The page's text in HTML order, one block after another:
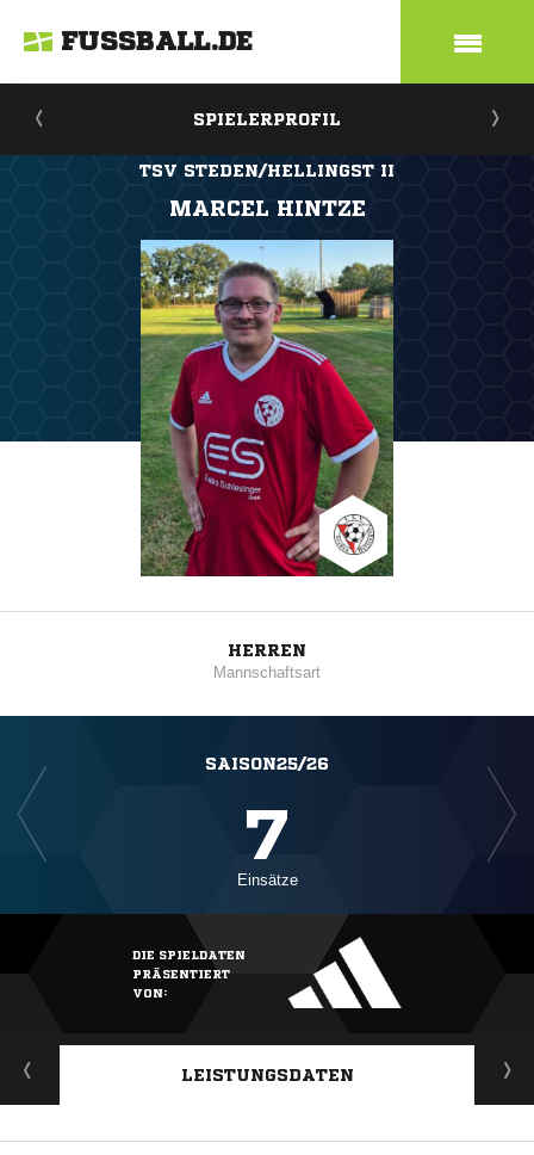
FUSSBALL.DE
SPIELERPROFIL
TSV STEDEN/HELLINGST II
MARCEL HINTZE
HERREN
Mannschaftsart
SAISON25/26
7
Einsätze
DIE SPIELDATEN
PRÄSENTIERT
VON:
LEISTUNGSDATEN